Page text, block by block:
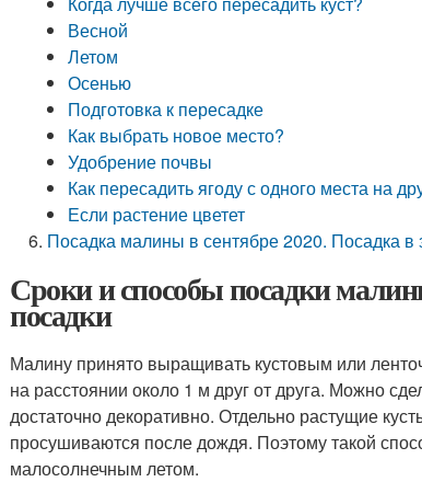
Весной
Летом
Осенью
Подготовка к пересадке
Как выбрать новое место?
Удобрение почвы
Как пересадить ягоду с одного места на
Если растение цветет
Посадка малины в сентябре 2020. Посадка в
Сроки и способы посадки
посадки
Малину принято выращивать кустовым или
на расстоянии около 1 м друг от друга. Можно
достаточно декоративно. Отдельно растущие
просушиваются после дождя. Поэтому такой
малосолнечным летом.